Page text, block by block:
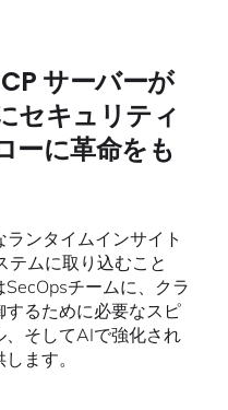
サーバーが
セキュリティ
ーに革命をも
ンタイムインサイト
テムに取り込むこと
チームに、クラ
するために必要なスピ
、そしてAIで強化され
ます。